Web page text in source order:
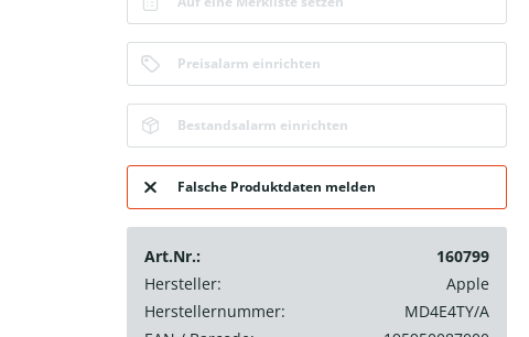
Preisalarm einrichten
Bestandsalarm einrichten
Falsche Produktdaten melden
Art.Nr.:
160799
Hersteller:
Apple
Herstellernummer:
MD4E4TY/A